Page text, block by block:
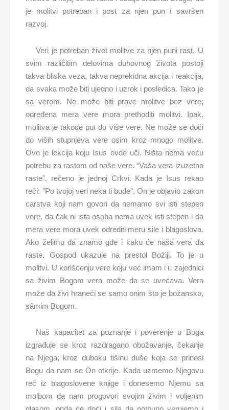
je molitvi potreban i post za njen pun i savršen
razvoj.
Veri je potreban život molitve za njen puni rast. U
svim različitim delovima duhovnog života postoji
takva bliska veza, takva neprekidna akcija i reakcija,
da svaka može biti ujedno i uzrok i posledica. Tako je
sa verom. Ne može biti prave molitve bez vere;
određena mera vere mora prethoditi molitvi. Ipak,
molitva je takođe put do više vere. Ne može se doći
do viših stupnjeva vere osim kroz mnogo molitve.
Ovo je lekcija koju Isus ovde uči. Ništa nema veću
potrebu za rastom od naše vere. “Vaša vera izuzetno
raste”, rečeno je jednoj Crkvi. Kada je Isus rekao
reči: ”Po tvojoj veri neka ti bude”, On je objavio zakon
carstva koji nam govori da nemamo svi isti stepen
vere, da čak ni ista osoba nema uvek isti stepen i da
mera vere mora uvek odrediti meru sile i blagoslova.
Ako želimo da znamo gde i kako će naša vera da
raste, Gospod ukazuje na prestol Božiji. To je u
molitvi. U korišćenju vere koju već imam i u zajednici
sa živim Bogom vera može da se uvećava. Vera
može da živi hraneći se samo onim što je božansko,
sâmim Bogom.
Naš kapacitet za poznanje i poverenje u Boga
izgrađuje se kroz razdragano obožavanje, čekanje
na Njega; kroz duboku tišinu duše koja se prinosi
Bogu da nam se On otkrije. Kada uzmemo Njegovu
reč iz blagoslovene knjige i donesemo Njemu sa
molbom da nam progovori svojim živim i voljenim